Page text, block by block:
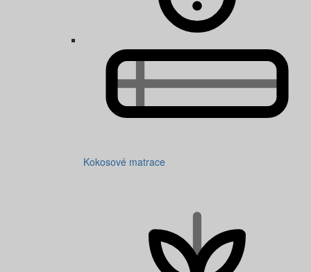
Kokosové matrace